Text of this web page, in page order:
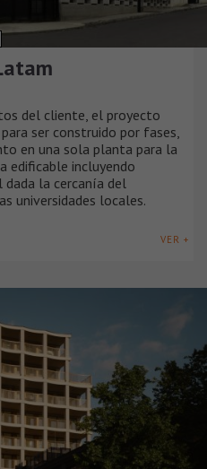
del cliente, el proyecto
ser construido por fases,
en una sola planta para la
edificable incluyendo
la cercanía del
universidades locales.
VER +